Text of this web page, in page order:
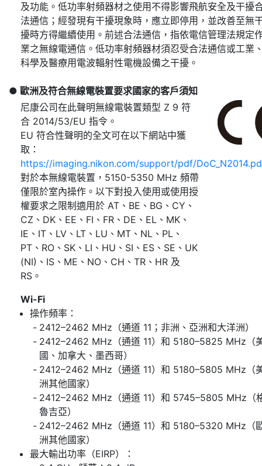
及功能。低功率射頻器材之使用不得影響飛航安全及干擾
法通信；經發現有干擾現象時，應立即停用，並改善至無
擾時方得繼續使用。前述合法通信，指依電信管理法規定
業之無線電通信。低功率射頻器材須忍受合法通信或工業
科學及醫療用電波輻射性電機設備之干擾。
歐洲及符合無線電裝置要求國家的客戶須知
尼康公司在此聲明無線電裝置類型 Z 9 符
合 2014/53/EU 指令。
EU 符合性聲明的全文可在以下網站中獲
取：
https://imaging.nikon.com/support/pdf/
對於本無線電裝置，5150-5350 MHz 頻帶
僅限於室內操作。以下對投入使用或使用授
權要求之限制適用於 AT、BE、BG、CY、
CZ、DK、EE、FI、FR、DE、EL、MK、
IE、IT、LV、LT、LU、MT、NL、PL、
PT、RO、SK、LI、HU、SI、ES、SE、UK
(NI)、IS、ME、NO、CH、TR、HR 及
RS。
Wi-Fi
操作頻率：
2412–2462 MHz（通道 11；非洲、亞洲和大洋洲）
2412–2462 MHz（通道 11）和 5180–5825 MHz（
國、加拿大、墨西哥）
2412–2462 MHz（通道 11）和 5180–5805 MHz（
洲其他國家）
2412–2462 MHz（通道 11）和 5745–5805 MHz（
魯吉亞）
2412–2462 MHz（通道 11）和 5180–5320 MHz（
洲其他國家）
最大輸出功率（EIRP）：